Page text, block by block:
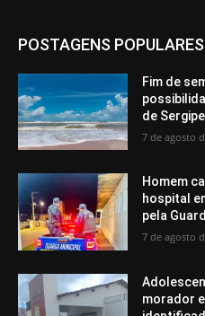
POSTAGENS POPULARES
Fim de
de Sergipe
7 de agosto
Homem
hospital
pela
7 de agosto
morador